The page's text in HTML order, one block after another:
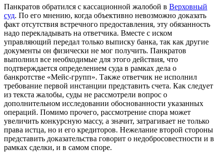
Панкратов обратился с кассационной жалобой в Верховный
суд. По его мнению, когда объективно невозможно доказать
факт отсутствия встречного предоставления, эту обязанность
надо перекладывать на ответчика. Вместе с иском
управляющий передал только выписку банка, так как другие
документы он физически не мог получить. Панкратов
выполнил все необходимые для этого действия, что
подтверждается определением суда в рамках дела о
банкротстве «Мейс-групп». Также ответчик не исполнил
требование первой инстанции представить счета. Как следует
из текста жалобы, суды не рассмотрели вопрос о
дополнительном исследовании обоснованности указанных
операций. Помимо прочего, рассмотрение спора может
увеличить конкурсную массу, а значит, затрагивает не только
права истца, но и его кредиторов. Нежелание второй стороны
представить доказательства говорит о недобросовестности и в
рамках сделки, и в самом споре.